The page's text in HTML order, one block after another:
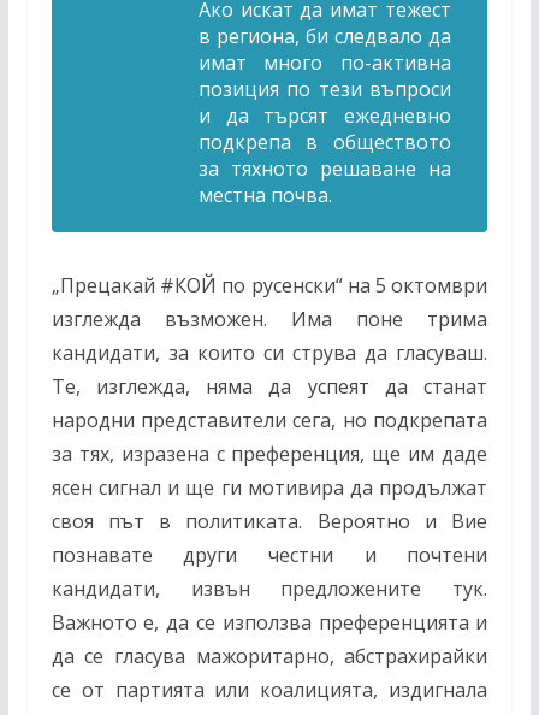
Ако искат да имат тежест
в региона, би следвало да
имат много по-активна
позиция по тези въпроси
и да търсят ежедневно
подкрепа в обществото
за тяхното решаване на
местна почва.
„Прецакай #КОЙ по русенски“ на 5 октомври
изглежда възможен. Има поне трима
кандидати, за които си струва да гласуваш.
Те, изглежда, няма да успеят да станат
народни представители сега, но подкрепата
за тях, изразена с преференция, ще им даде
ясен сигнал и ще ги мотивира да продължат
своя път в политиката. Вероятно и Вие
познавате други честни и почтени
кандидати, извън предложените тук.
Важното е, да се използва преференцията и
да се гласува мажоритарно, абстрахирайки
се от партията или коалицията, издигнала